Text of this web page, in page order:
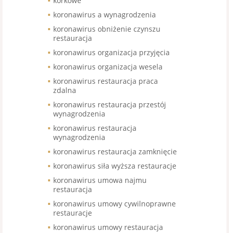
koronawirus a wynagrodzenia
koronawirus obniżenie czynszu
restauracja
koronawirus organizacja przyjęcia
koronawirus organizacja wesela
koronawirus restauracja praca
zdalna
koronawirus restauracja przestój
wynagrodzenia
koronawirus restauracja
wynagrodzenia
koronawirus restauracja zamknięcie
koronawirus siła wyższa restauracje
koronawirus umowa najmu
restauracja
koronawirus umowy cywilnoprawne
restauracje
koronawirus umowy restauracja